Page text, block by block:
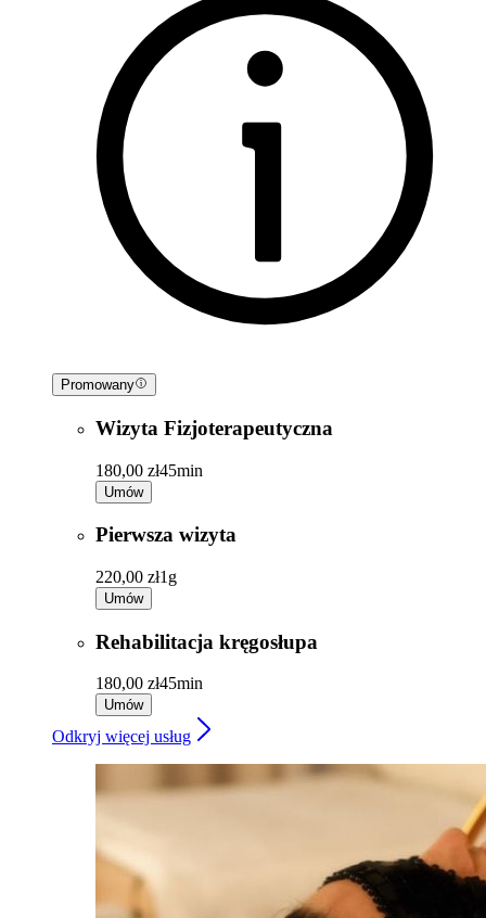
Promowany
Wizyta Fizjoterapeutyczna
180,00 zł45min
Umów
Pierwsza wizyta
220,00 zł1g
Umów
Rehabilitacja kręgosłupa
180,00 zł45min
Umów
Odkryj więcej usług